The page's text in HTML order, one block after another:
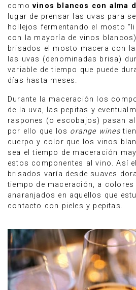
como vinos blancos con alma
lugar de prensar las uvas para
hollejos fermentando el mosto
con la mayoría de vinos
brisados el mosto macera con
las uvas (denominadas brisa)
variable de tiempo que puede
días hasta meses.
Durante la maceración los
de la uva, las pepitas y
raspones (o escobajos) pasan
por ello que los orange wines
cuerpo y color que los vinos
sea el tiempo de maceración
estos componentes al vino. Así
brisados varía desde suaves
tiempo de maceración, a
anaranjados en aquellos que
contacto con pieles y pepitas.